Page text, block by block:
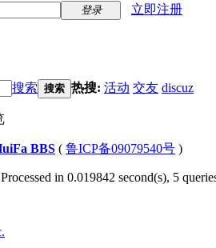
登录
立即注册
搜索 搜索 热搜: 活动 交友 discuz
BBS ( 鲁ICP备09079540号 )
in 0.019842 second(s), 5